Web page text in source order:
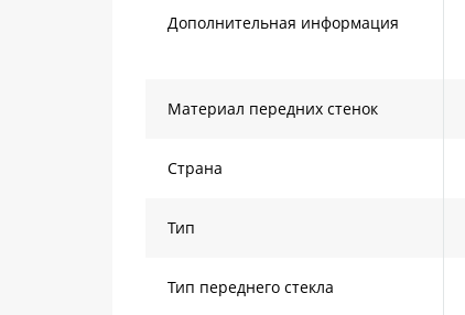
Дополнительная информация
Материал передних стенок
Страна
Тип
Тип переднего стекла